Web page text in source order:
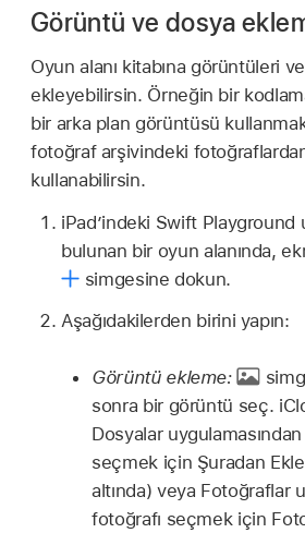
Görüntü ve dosya
Oyun alanı kitabına görüntüleri
ekleyebilirsin. Örneğin bir
bir arka plan görüntüsü
fotoğraf arşivindeki
kullanabilirsin.
iPad’indeki Swift Playground
bulunan bir oyun alanında,
simgesine dokun.
Aşağıdakilerden birini yapın:
Görüntü ekleme:
sonra bir görüntü seç.
Dosyalar
seçmek için Şuradan
altında) veya Fotoğraflar
fotoğrafı seçmek için